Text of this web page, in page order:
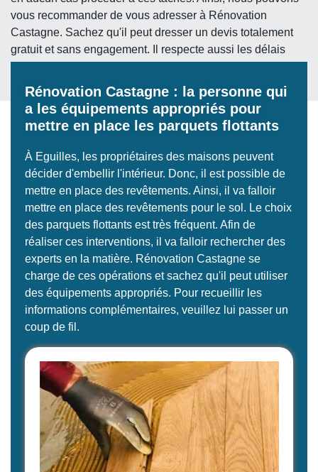
vous recommander de vous adresser à Rénovation
Castagne. Sachez qu'il peut dresser un devis totalement
gratuit et sans engagement. Il respecte aussi les délais
Rénovation Castagne : la personne qui
a les équipements appropriés pour
mettre en place les parquets flottants
À Eguilles, les propriétaires des maisons peuvent
décider d'embellir l'intérieur. Donc, il est possible de
mettre en place des revêtements. Ainsi, il va falloir
mettre en place des revêtements pour le sol. Le choix
des parquets flottants est très fréquent. Afin de
réaliser ces interventions, il va falloir rechercher des
experts en la matière. Rénovation Castagne se
charge de ces opérations et sachez qu'il peut utiliser
des équipements appropriés. Pour recueillir les
informations complémentaires, veuillez lui passer un
coup de fil.